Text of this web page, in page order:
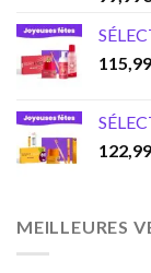
115,99
122,99
MEILLEURES